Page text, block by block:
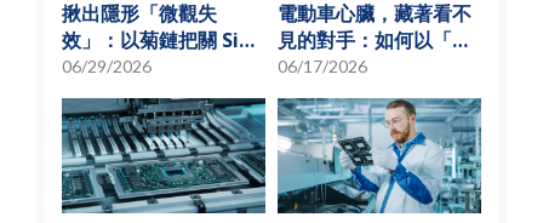
揪出隱形「微觀失
效」：以菊鏈把關 SiP
可靠度測試
06/29/2026
電動車心臟，藏著看不
見的對手：如何以「物
理模型化」破解損耗難
題？
06/17/2026